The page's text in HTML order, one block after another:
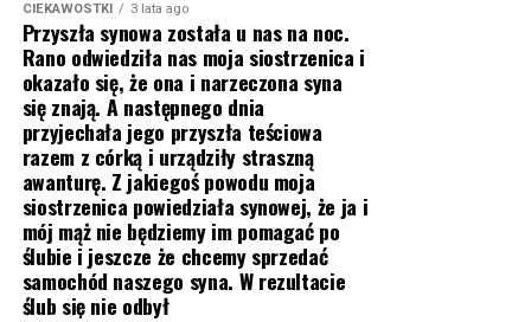
CIEKAWOSTKI 3 lata ago
Przyszła synowa została u nas na noc.
Rano odwiedziła nas moja siostrzenica i
okazało się, że ona i narzeczona syna
się znają. A następnego dnia
przyjechała jego przyszła teściowa
razem z córką i urządziły straszną
awanturę. Z jakiegoś powodu moja
siostrzenica powiedziała synowej, że ja i
mój mąż nie będziemy im pomagać po
ślubie i jeszcze że chcemy sprzedać
samochód naszego syna. W rezultacie
ślub się nie odbył